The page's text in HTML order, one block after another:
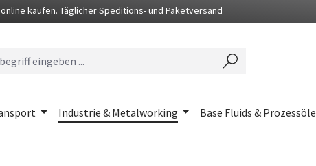
kaufen. Täglicher Speditions- und Paketversand
Industrie & Metalworking Base Fluids & Prozessöle